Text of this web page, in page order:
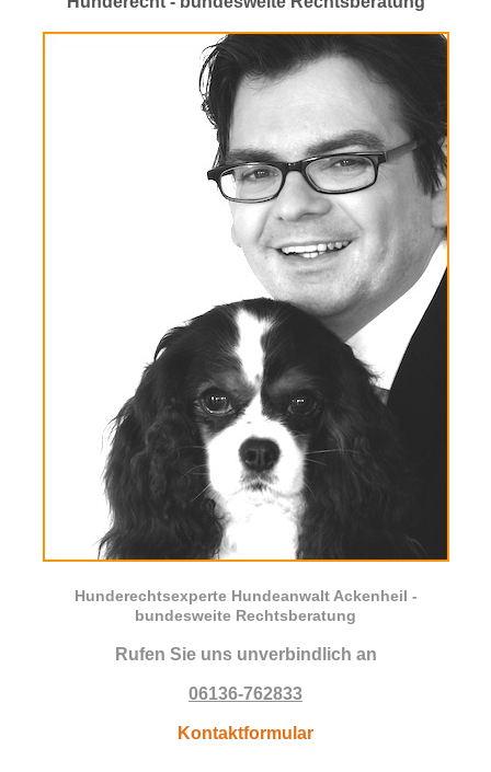
Hunderechtsexperte Hundeanwalt Ackenheil -
bundesweite Rechtsberatung
Rufen Sie uns unverbindlich an
06136-762833
Kontaktformular